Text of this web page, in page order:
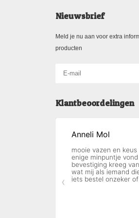
Nieuwsbrief
Meld je nu aan voor extra
producten
Klantbeoordelingen